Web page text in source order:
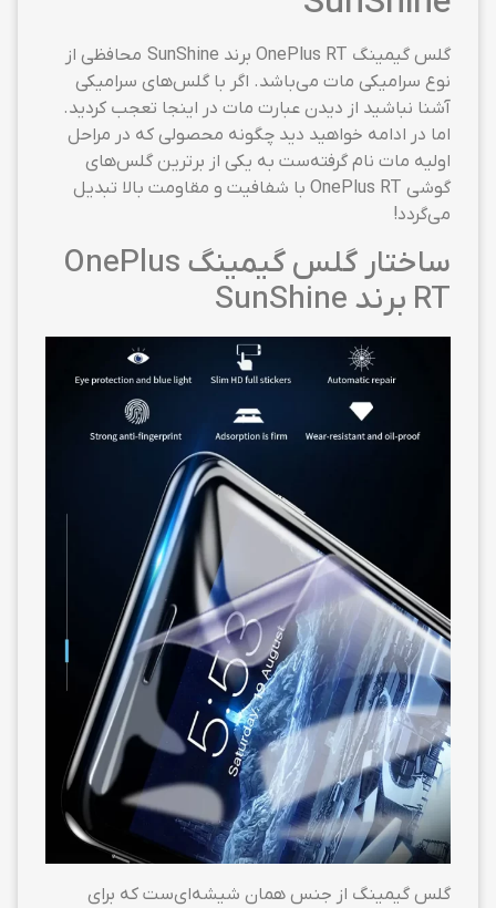
گلس گیمینگ OnePlus RT برند SunShine محافظی از
نوع سرامیکی مات می‌باشد. اگر با گلس‌های سرامیکی
آشنا نباشید از دیدن عبارت مات در اینجا تعجب کردید.
اما در ادامه خواهید دید چگونه محصولی که در مراحل
اولیه مات نام گرفته‌ست به یکی از برترین گلس‌های
گوشی OnePlus RT با شفافیت و مقاومت بالا تبدیل
می‌گردد!
ساختار گلس گیمینگ OnePlus
RT برند SunShine
گلس گیمینگ از جنس همان شیشه‌ای‌ست که برای